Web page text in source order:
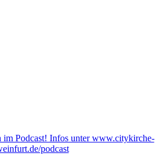
im Podcast! Infos unter www.citykirche-
podcast